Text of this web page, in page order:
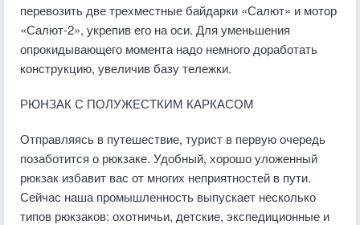
перевозить две трехместные байдарки «Салют» и мотор
«Салют-2», укрепив его на оси. Для уменьшения
опрокидывающего момента надо немного доработать
конструкцию, увеличив базу тележки.
РЮНЗАК С ПОЛУЖЕСТКИМ КАРКАСОМ
Отправляясь в путешествие, турист в первую очередь
позаботится о рюкзаке. Удобный, хорошо уложенный
рюкзак избавит вас от многих неприятностей в пути.
Сейчас наша промышленность выпускает несколько
типов рюкзаков: охотничьи, детские, экспедиционные и